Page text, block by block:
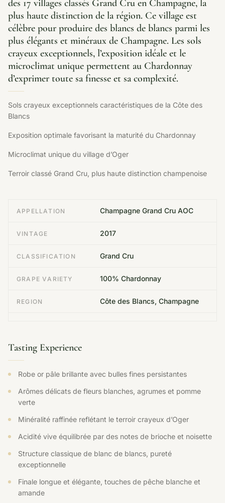
des 17 villages classés Grand Cru en Champagne, la
plus haute distinction de la région. Ce village est
célèbre pour produire des blancs de blancs parmi les
plus élégants et minéraux de Champagne. Les sols
crayeux exceptionnels, l’exposition idéale et le
microclimat unique permettent au Chardonnay
d’exprimer toute sa finesse et sa complexité.
Sols crayeux exceptionnels caractéristiques de la Côte des
Blancs
Exposition optimale favorisant la maturité du Chardonnay
Microclimat unique du village d’Oger
Terroir classé Grand Cru, plus haute distinction champenoise
APPELLATION Champagne Grand Cru AOC
VINTAGE 2017
CLASSIFICATION Grand Cru
GRAPE VARIETY 100% Chardonnay
REGION Côte des Blancs, Champagne
Tasting Experience
Robe or pâle brillante avec bulles fines persistantes
Arômes délicats de fleurs blanches, agrumes et pomme
verte
Minéralité raffinée reflétant le terroir crayeux d’Oger
Acidité vive équilibrée par des notes de brioche et noisette
Structure classique de blanc de blancs, pureté
exceptionnelle
Finale longue et élégante, touches de pêche blanche et
amande